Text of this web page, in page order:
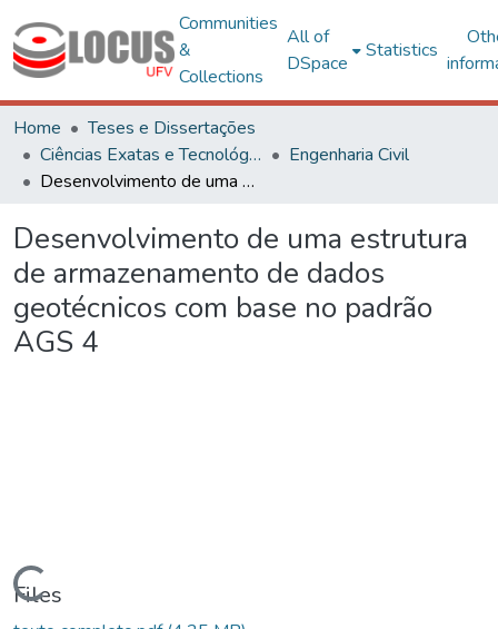
Communities
&
Collections
All of
DSpace
Statistics
Home
Teses e Dissertações
Ciências Exatas e Tecnológicas
Engenharia Civil
Desenvolvimento de uma estrutura de armazenamento de dados geotécnicos com base no padrão AGS 4
Desenvolvimento de uma estrutura
de armazenamento de dados
geotécnicos com base no padrão
AGS 4
Files